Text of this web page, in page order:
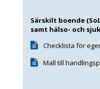
Särskilt boende
samt hälso- och
Checklista för
Mall till